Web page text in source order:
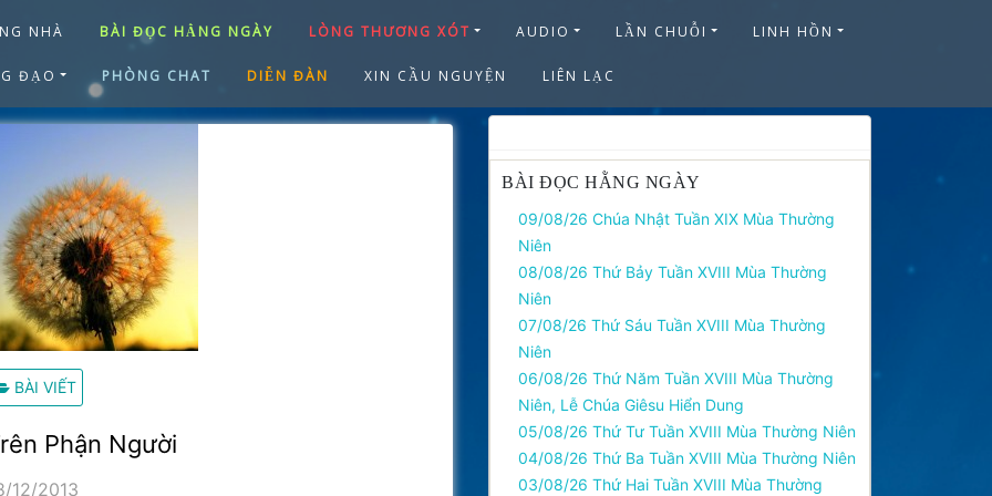
NHÀ BÀI ĐỌC HẰNG NGÀY LÒNG THƯƠNG XÓT AUDIO LẦN CHUỖI LINH HỒN
ĐẠO PHÒNG CHAT DIỄN ĐÀN XIN CẦU NGUYỆN LIÊN LẠC
BÀI VIẾT
Phận Người
12/2013
BÀI ĐỌC HẰNG NGÀY
09/08/26 Chúa Nhật Tuần XIX Mùa Thường
Niên
08/08/26 Thứ Bảy Tuần XVIII Mùa Thường
Niên
07/08/26 Thứ Sáu Tuần XVIII Mùa Thường
Niên
06/08/26 Thứ Năm Tuần XVIII Mùa Thường
Niên, Lễ Chúa Giêsu Hiển Dung
05/08/26 Thứ Tư Tuần XVIII Mùa Thường Niên
04/08/26 Thứ Ba Tuần XVIII Mùa Thường Niên
03/08/26 Thứ Hai Tuần XVIII Mùa Thường